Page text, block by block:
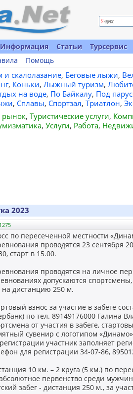
Информация Статьи
Турсервис
Помощь
скалолазание, Беговые лыжи,
, Коньки, Лыжный туризм,
на воде, По Байкалу, Под
, Сплавы, Спортзал, Триатлон,
, Туристические услуги,
, Услуги, Работа,
2023
по пересеченной местности
проводятся 23 сентября
старт в 15.00.
проводятся на личное
допускаются
на дистанцию 250 м.
взнос за участие в забеге
по тел. 89149176000 Галина
от участия в забеге,
сувенир с логотипом
участник заполняет
для регистрации 34-07-86,
10 км. – 2 круга (5 км.) по
первенство среди
забег - дистанция 250 м., за